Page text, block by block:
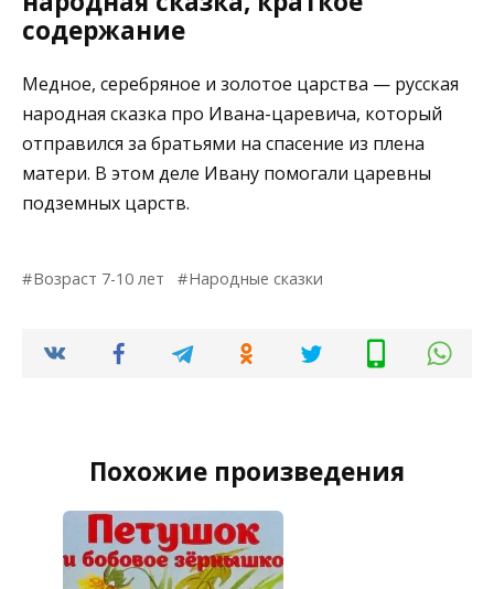
содержание
Медное, серебряное и золотое царства — русская
народная сказка про Ивана-царевича, который
отправился за братьями на спасение из плена
матери. В этом деле Ивану помогали царевны
подземных царств.
Возраст 7-10 лет Народные сказки
Похожие произведения